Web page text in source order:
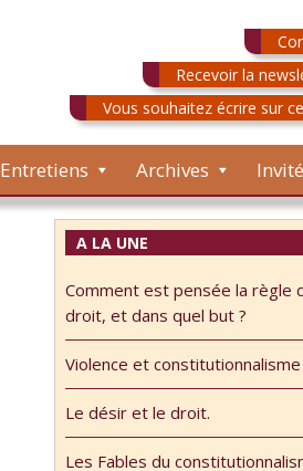
Recevoir la
Vous souhaitez écrire sur
Archives
Entretiens
A LA UNE
Comment est pensée la règle
droit, et dans quel but ?
Violence et constitutionnalisme
Le désir et le droit.
Les Fables du